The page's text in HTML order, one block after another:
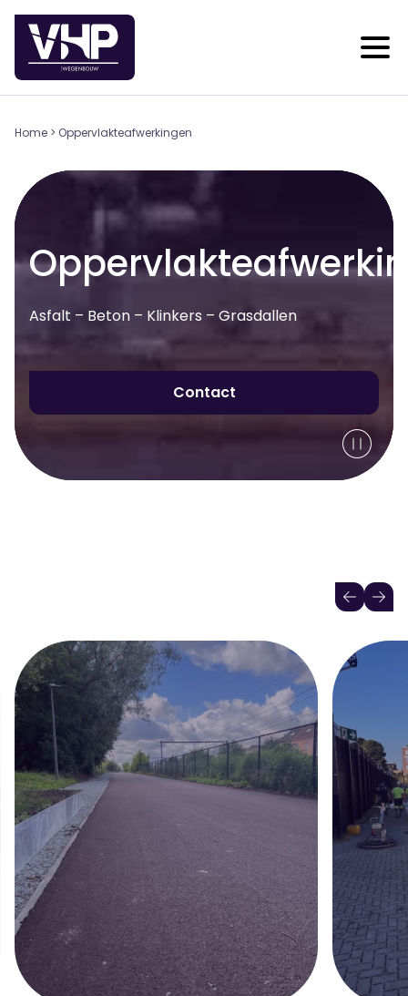
Home > Oppervlakteafwerkingen
Asfalt – Beton – Klinkers – Grasdallen
Contact